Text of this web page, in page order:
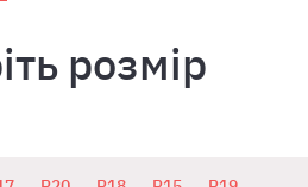
розмір